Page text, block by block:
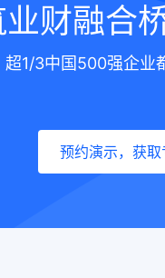
财融合
超1/3中国500强企业
预约演示，获